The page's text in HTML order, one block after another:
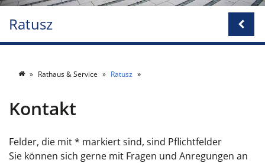
Ratusz
Rathaus & Service Ratusz
Kontakt
Felder, die mit * markiert sind, sind Pflichtfelder
Sie können sich gerne mit Fragen und Anregungen an